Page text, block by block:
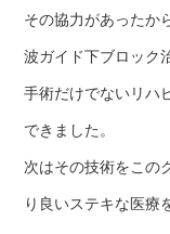
その協力があったか
波ガイド下ブロック
手術だけでないリハ
できました。
次はその技術をこの
り良いステキな医療